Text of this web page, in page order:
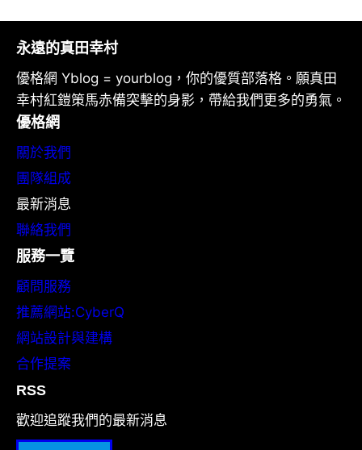
永遠的真田幸村
優格網 Yblog = yourblog，你的優質部落格。願真田
幸村紅鎧策馬赤備突擊的身影，帶給我們更多的勇氣。
優格網
關於我們
團隊組成
最新消息
聯絡我們
服務一覽
顧問服務
推薦網站:CyberQ
網站設計與建構
合作提案
RSS
歡迎追蹤我們的最新消息